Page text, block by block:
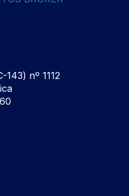
143) nº 1112